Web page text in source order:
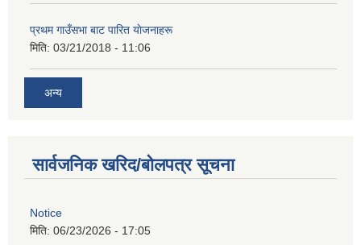
प्रथम गाउँसभा बाट पारित याेजनाहरू
मिति: 03/21/2018 - 11:06
अन्य
सार्वजनिक खरिद/बोलपत्र सूचना
Notice
मिति: 06/23/2026 - 17:05